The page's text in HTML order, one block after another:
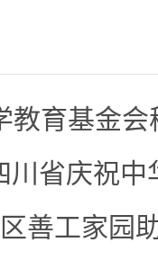
教育基金
省庆祝
善工家园